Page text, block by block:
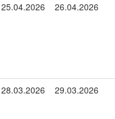
25.04.2026 26.04.2026
28.03.2026 29.03.2026